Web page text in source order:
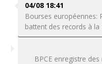
04/08 18:41
Bourses européennes:
battent des records à
BPCE enregistre